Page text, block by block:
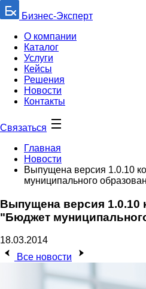
Бизнес-Эксперт
О компании
Каталог
Услуги
Кейсы
Решения
Новости
Контакты
Связаться
Главная
Новости
Выпущена версия 1.0.10
муниципального
Выпущена версия 1.0.10
"Бюджет
18.03.2014
Все новости